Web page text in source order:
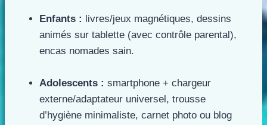
Enfants : livres/jeux magnétiques, dessins
animés sur tablette (avec contrôle parental),
encas nomades sain.
Adolescents : smartphone + chargeur
externe/adaptateur universel, trousse
d’hygiène minimaliste, carnet photo ou blog